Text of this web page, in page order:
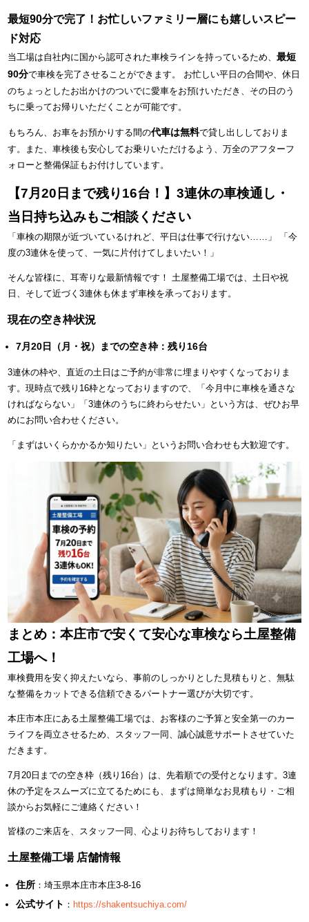
最短90分で完了！お忙しいファミリー層にも嬉しいスピー
ド対応
当工場は自社内に国から認可された車検ラインを持っているため、 最短
90分で車検を完了させることができます。 お忙しい平日の合間や、休日
のちょっとしたお出かけのついでに愛車をお預けいただき、その日のう
ちに乗ってお帰りいただくことが可能です。
もちろん、お車をお預かりする間の代車は無料で貸し出ししておりま
す。また、車検後も安心してお乗りいただけるよう、万全のアフターフ
ォローと整備保証もお付けしています。
【7月20日まで残り16台！】3連休の車検通し・
当日持ち込みもご相談ください
「車検の期限が近づいているけれど、平日は仕事で行けない……」 「今
度の3連休を使って、一気に片付けてしまいたい！」
そんな皆様に、耳寄りな最新情報です！ 土屋整備工場では、土日や祝
日、そして近づく3連休も休まず車検を承っております。
現在の空き枠状況
7月20日（月・祝）までの空き枠：残り16台
3連休の枠や、直近の土日はご予約が非常に埋まりやすくなっておりま
す。現時点で残り16枠となっておりますので、「今月中に車検を通さな
ければならない」「3連休のうちに終わらせたい」という方は、ぜひお早
めにお問い合わせください。
「まずはいくらかかるか知りたい」というお問い合わせも大歓迎です。
まとめ：本庄市で安くて安心な車検なら土屋整備
工場へ！
車検費用を安く抑えたいなら、事前のしっかりとした見積もりと、無駄
な整備をカットできる信頼できるパートナー選びが大切です。
本庄市本庄にある土屋整備工場では、お客様のご予算と安全第一のカー
ライフを両立させるため、スタッフ一同、誠心誠意サポートさせていた
だきます。
7月20日までの空き枠（残り16台）は、先着順での受付となります。3連
休の予定をスムーズに立てるためにも、まずは簡単なお見積もり・ご相
談からお気軽にご連絡ください！
皆様のご来店を、スタッフ一同、心よりお待ちしております！
土屋整備工場 店舗情報
住所 ：埼玉県本庄市本庄3-8-16
公式サイト ： https://shakentsuchiya.com/